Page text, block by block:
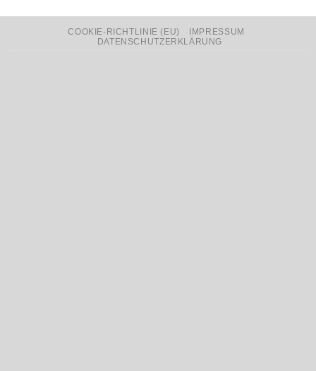
COOKIE-RICHTLINIE (EU)
IMPRESSUM
DATENSCHUTZERKLÄRUNG